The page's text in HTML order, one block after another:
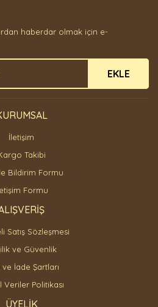
bilgiler bulunuyor.
bulunuyor.
daha pahalı.
olmalı.
Gönder
haberdar olmak için e-
EKLE
İletişim
Takibi
Bildirim Formu
Formu
Satış Sözleşmesi
ve Güvenlik
ve İade Şartları
Veriler Politikası
ÜYELİK